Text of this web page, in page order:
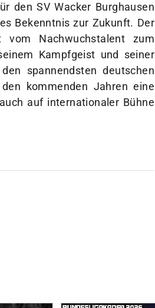
den SV Wacker Burghausen
Bekenntnis zur Zukunft. Der
Nachwuchstalent zum
Kampfgeist und seiner
spannendsten deutschen
kommenden Jahren eine
auf internationaler Bühne